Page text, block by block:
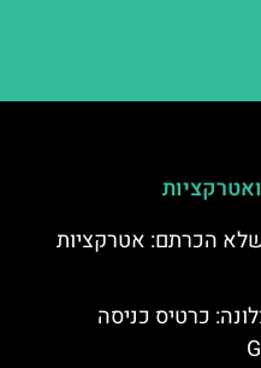
הכרתם: אטרקציות
כרטיס כניסה